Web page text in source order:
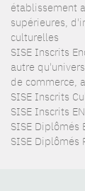
établissement
supérieures,
culturelles
SISE Inscrits
autre
de commerce,
SISE Inscrits
SISE Inscrits
SISE Diplômés
SISE Diplômés